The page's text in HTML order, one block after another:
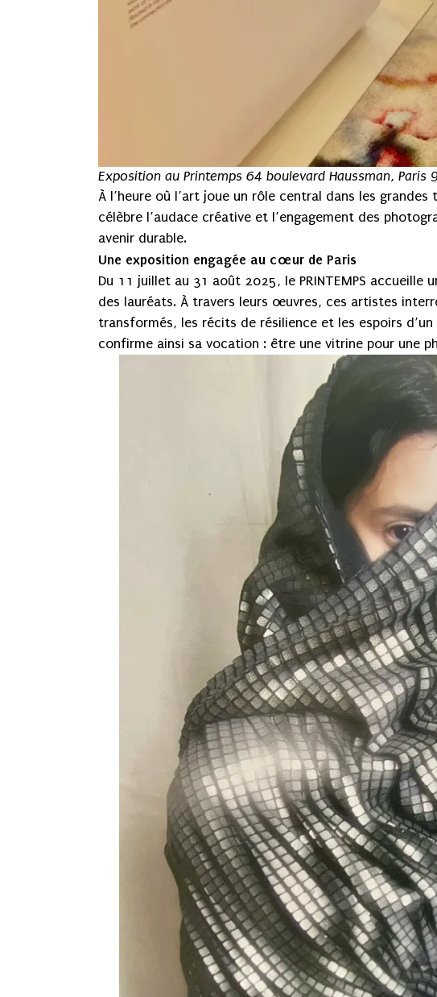
Exposition au Printemps 64 boulevard Haussman, Paris
À l’heure où l’art joue un rôle central dans les
célèbre l’audace créative et l’engagement des
avenir durable.
Une exposition engagée au cœur de Paris
Du 11 juillet au 31 août 2025, le PRINTEMPS
des lauréats. À travers leurs œuvres, ces artistes
transformés, les récits de résilience et les espoirs
confirme ainsi sa vocation : être une vitrine pour une